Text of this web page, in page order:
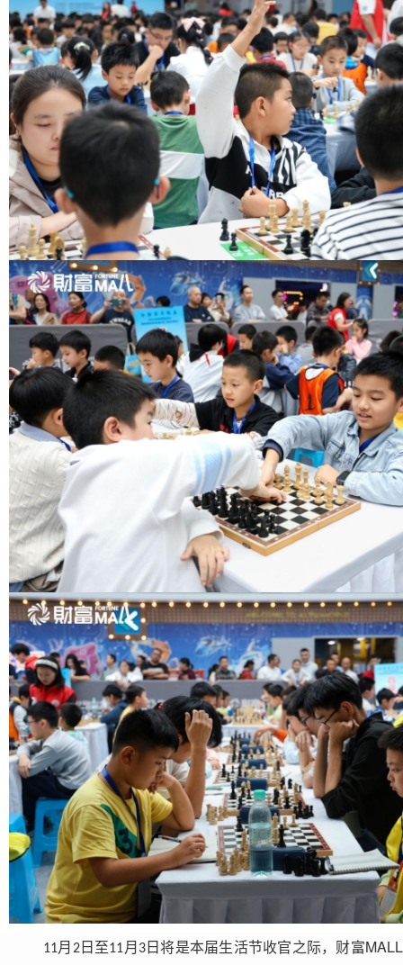
11月2日至11月3日将是本届生活节收官之际，财富MALL